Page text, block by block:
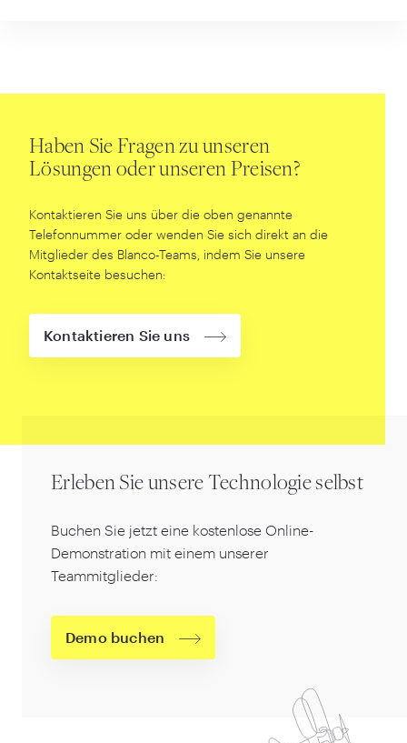
Haben Sie Fragen zu unseren
Lösungen oder unseren Preisen?
Kontaktieren Sie uns über die oben genannte
Telefonnummer oder wenden Sie sich direkt an die
Mitglieder des Blanco-Teams, indem Sie unsere
Kontaktseite besuchen:
Kontaktieren Sie uns
Erleben Sie unsere Technologie selbst
Buchen Sie jetzt eine kostenlose Online-
Demonstration mit einem unserer
Teammitglieder:
Demo buchen